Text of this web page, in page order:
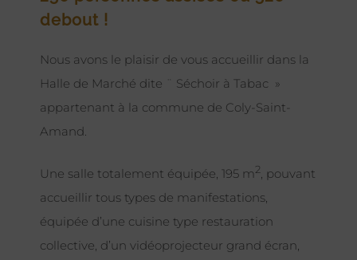
debout !
Nous avons le plaisir de vous accueillir dans la
Halle de Marché dite ¨ Séchoir à Tabac »
appartenant à la commune de Coly-Saint-
Amand.
Une salle totalement équipée, 195 m2 , pouvant
accueillir tous types de manifestations,
équipée d’une cuisine type restauration
collective, d’un vidéoprojecteur grand écran,